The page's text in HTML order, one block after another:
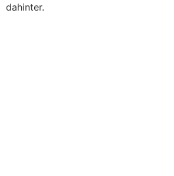
dahinter.